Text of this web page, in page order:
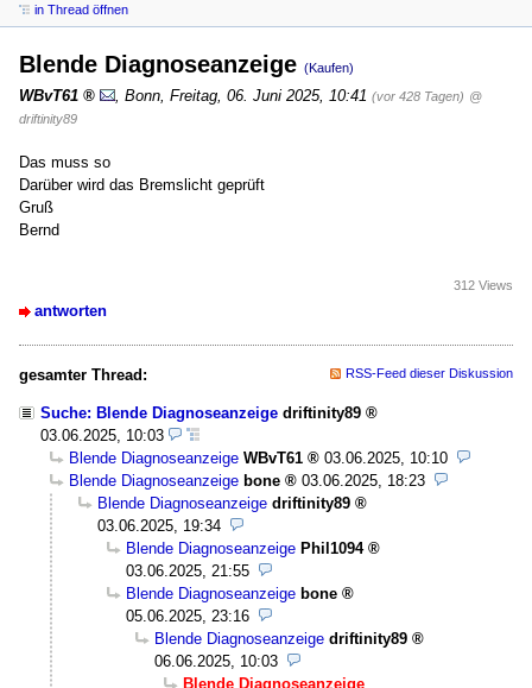
in Thread öffnen
Blende Diagnoseanzeige (Kaufen)
WBvT61 Bonn Freitag, 06. Juni 2025, 10:41 (vor 428 Tagen) @
driftinity89
Das muss so
Darüber wird das Bremslicht geprüft
Gruß
Bernd
antworten
312 Views
gesamter Thread: RSS-Feed dieser Diskussion
Suche: Blende Diagnoseanzeige driftinity89
03.06.2025, 10:03
Blende Diagnoseanzeige WBvT61
03.06.2025, 10:10
Blende Diagnoseanzeige bone
03.06.2025, 18:23
Blende Diagnoseanzeige driftinity89
03.06.2025, 19:34
Blende Diagnoseanzeige Phil1094
03.06.2025, 21:55
Blende Diagnoseanzeige bone
05.06.2025, 23:16
Blende Diagnoseanzeige driftinity89
06.06.2025, 10:03
Blende Diagnoseanzeige